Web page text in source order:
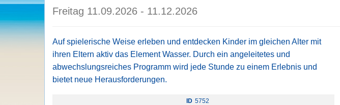
Freitag 11.09.2026 - 11.12.2026
Auf spielerische Weise erleben und entdecken Kinder im gleichen Alter mit
ihren Eltern aktiv das Element Wasser. Durch ein angeleitetes und
abwechslungsreiches Programm wird jede Stunde zu einem Erlebnis und
bietet neue Herausforderungen.
ID 5752